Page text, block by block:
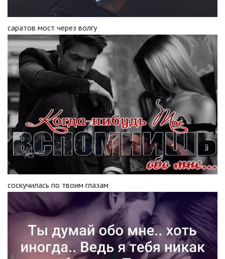
саратов мост через волгу
соскучилась по твоим глазам